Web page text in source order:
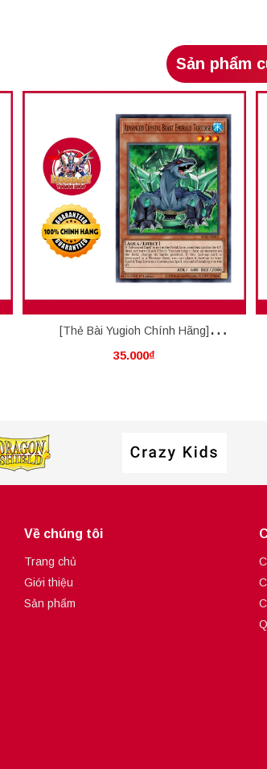
Sản phẩm
[Thẻ Bài Yugioh Chính Hãng]
Advanced Crystal Beast Emerald
35.000₫
Về chúng tôi
Trang chủ
Giới thiệu
Sản phẩm